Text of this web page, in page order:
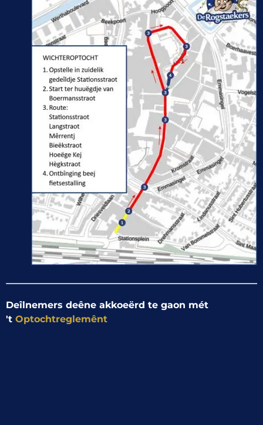
Deîlnemers deêne akkoeërd te gaon mét
't Optochtreglemênt